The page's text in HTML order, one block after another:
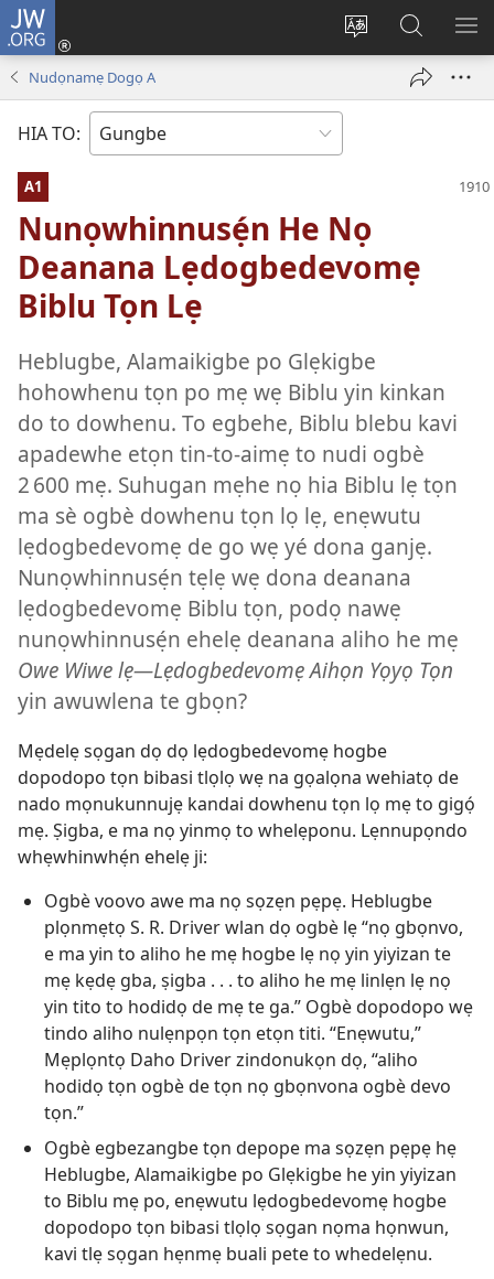
JW.ORG
Diọ
Hùn
Adà
new
Dín
to
JW.ORG
Nudọnamẹ Dogọ A
HIA TO:
A1
Nunọwhinnusẹ́n He Nọ
Deanana Lẹdogbedevomẹ
Biblu Tọn Lẹ
Heblugbe, Alamaikigbe po Glẹkigbe
hohowhenu tọn po mẹ wẹ Biblu yin kinkan
do to dowhenu. To egbehe, Biblu blebu kavi
apadewhe etọn tin-to-aimẹ to nudi ogbè
2 600 mẹ. Suhugan mẹhe nọ hia Biblu lẹ tọn
ma sè ogbè dowhenu tọn lọ lẹ, enẹwutu
lẹdogbedevomẹ de go wẹ yé dona ganjẹ.
Nunọwhinnusẹ́n tẹlẹ wẹ dona deanana
lẹdogbedevomẹ Biblu tọn, podọ nawẹ
nunọwhinnusẹ́n ehelẹ deanana aliho he mẹ
Owe Wiwe lẹ—Lẹdogbedevomẹ Aihọn Yọyọ Tọn
yin awuwlena te gbọn?
Mẹdelẹ sọgan dọ dọ lẹdogbedevomẹ hogbe
dopodopo tọn bibasi tlọlọ wẹ na gọalọna wehiatọ de
nado mọnukunnujẹ kandai dowhenu tọn lọ mẹ to gigọ́
mẹ. Ṣigba, e ma nọ yinmọ to whelẹponu. Lẹnnupọndo
whẹwhinwhẹ́n ehelẹ ji:
Ogbè voovo awe ma nọ sọzẹn pẹpẹ. Heblugbe
plọnmẹtọ S. R. Driver wlan dọ ogbè lẹ “nọ gbọnvo,
e ma yin to aliho he mẹ hogbe lẹ nọ yin yiyizan te
mẹ kẹdẹ gba, ṣigba . . . to aliho he mẹ linlẹn lẹ nọ
yin tito to hodidọ de mẹ te ga.” Ogbè dopodopo wẹ
tindo aliho nulẹnpọn tọn etọn titi. “Enẹwutu,”
Mẹplọntọ Daho Driver zindonukọn dọ, “aliho
hodidọ tọn ogbè de tọn nọ gbọnvona ogbè devo
tọn.”
Ogbè egbezangbe tọn depope ma sọzẹn pẹpẹ hẹ
Heblugbe, Alamaikigbe po Glẹkigbe he yin yiyizan
to Biblu mẹ po, enẹwutu lẹdogbedevomẹ hogbe
dopodopo tọn bibasi tlọlọ sọgan nọma họnwun,
kavi tlẹ sọgan hẹnmẹ buali pete to whedelẹnu.